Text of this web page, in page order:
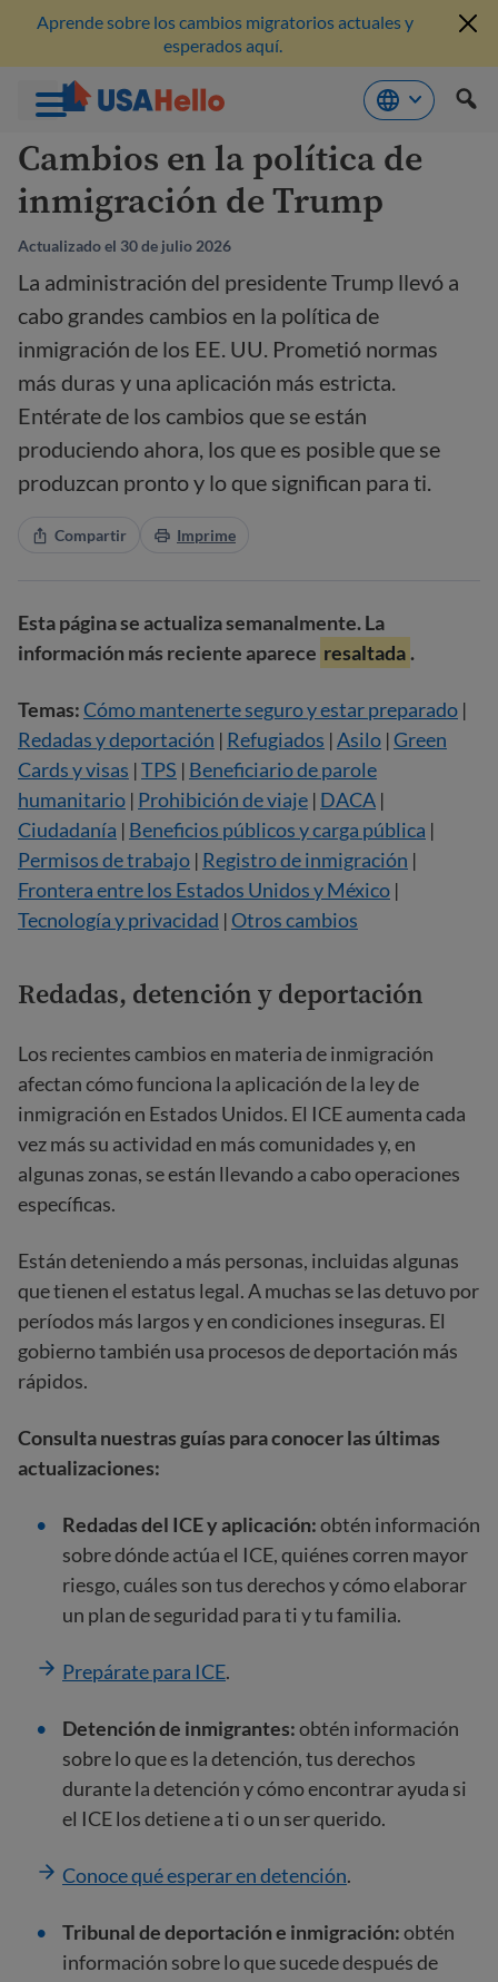
Saltar
contenido
Aprende sobre los cambios migratorios actuales y
esperados aquí.
Cambios en la política de
inmigración de Trump
Actualizado el 30 de julio 2026
La administración del presidente Trump llevó a
cabo grandes cambios en la política de
inmigración de los EE. UU. Prometió normas
más duras y una aplicación más estricta.
Entérate de los cambios que se están
produciendo ahora, los que es posible que se
produzcan pronto y lo que significan para ti.
Compartir Imprime
Esta página se actualiza semanalmente. La
información más reciente aparece resaltada.
Temas: Cómo mantenerte seguro y estar preparado |
Redadas y deportación | Refugiados |Asilo | Green
Cards y visas |TPS | Beneficiario de parole
humanitario | Prohibición de viaje | DACA |
Ciudadanía | Beneficios públicos y carga pública |
Permisos de trabajo | Registro de inmigración |
Frontera entre los Estados Unidos y México |
Tecnología y privacidad | Otros cambios
Redadas, detención y deportación
Los recientes cambios en materia de inmigración
afectan cómo funciona la aplicación de la ley de
inmigración en Estados Unidos. El ICE aumenta cada
vez más su actividad en más comunidades y, en
algunas zonas, se están llevando a cabo operaciones
específicas.
Están deteniendo a más personas, incluidas algunas
que tienen el estatus legal. A muchas se las detuvo por
períodos más largos y en condiciones inseguras. El
gobierno también usa procesos de deportación más
rápidos.
Consulta nuestras guías para conocer las últimas
actualizaciones:
Redadas del ICE y aplicación:obtén información
sobre dónde actúa el ICE, quiénes corren mayor
riesgo, cuáles son tus derechos y cómo elaborar
un plan de seguridad para ti y tu familia.
Prepárate para ICE.
Detención de inmigrantes:obtén información
sobre lo que es la detención, tus derechos
durante la detención y cómo encontrar ayuda si
el ICE los detiene a ti o un ser querido.
Conoce qué esperar en detención.
Tribunal de deportación e inmigración:obtén
información sobre lo que sucede después de